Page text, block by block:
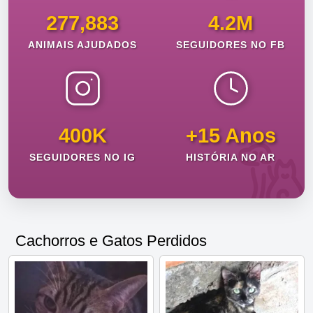
277,883
ANIMAIS AJUDADOS
4.2M
SEGUIDORES NO FB
400K
SEGUIDORES NO IG
+15 Anos
HISTÓRIA NO AR
Cachorros e Gatos Perdidos